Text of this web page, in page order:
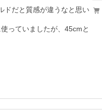
ドだと質感が違うなと思い
っていましたが、45cmと